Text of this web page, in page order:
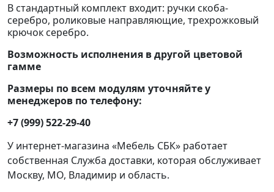
В стандартный комплект входит: ручки скоба-
серебро, роликовые направляющие, трехрожковый
крючок серебро.
Возможность исполнения в другой цветовой
гамме
Размеры по всем модулям уточняйте у
менеджеров по телефону:
+7 (999) 522-29-40
У интернет-магазина «Мебель СБК» работает
собственная Служба доставки, которая обслуживает
Москву, МО, Владимир и область.